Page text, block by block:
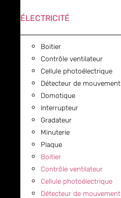
ÉLECTRICITÉ
Boitier
Contrôle ventilateur
Cellule photoélectrique
Détecteur de mouvement
Domotique
Interrupteur
Gradateur
Minuterie
Plaque
Boitier
Contrôle ventilateur
Cellule photoélectrique
Détecteur de mouvement